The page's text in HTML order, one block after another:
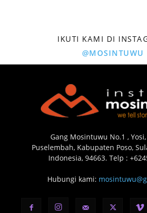
IKUTI KAMI DI
@MOSINTUWU
Gang Mosintuwu No.1 ,
Puselembah, Kabupaten Poso,
Indonesia, 94663. Telp :
Hubungi kami: